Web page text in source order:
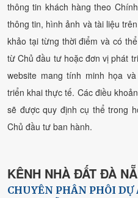
thông tin khách hàng theo
thông tin, hình ảnh và tài liệu
khảo tại từng thời điểm và có
từ Chủ đầu tư hoặc đơn vị phát
website mang tính minh họa
triển khai thực tế. Các điều
sẽ được quy định cụ thể trong
Chủ đầu tư ban hành.
KÊNH NHÀ ĐẤT ĐÀ
CHUYÊN PHÂN PHÔI DỰ